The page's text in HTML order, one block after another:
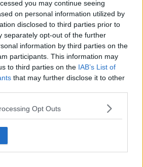
you may continue seeing
on personal information utilized by
disclosed to third parties prior to
separately opt-out of the further
information by third parties on the
participants. This information may
to third parties on the IAB’s List of
that may further disclose it to other
Opt Outs
o della 3ª C
in classe